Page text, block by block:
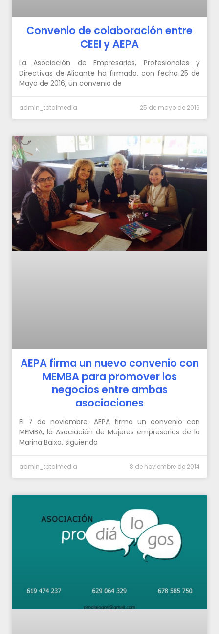
Convenio de colaboración entre
CEEI y AEPA
La Asociación de Empresarias, Profesionales y
Directivas de Alicante ha firmado, con fecha 25 de
Mayo de 2016, un convenio de
admin_totalmedia 25 de mayo de 2016
AEPA firma un nuevo convenio con
MEMBA para promover los
negocios entre ambas
asociaciones
El 7 de noviembre, AEPA firma un convenio con
MEMBA, la Asociación de Mujeres empresarias de la
Marina Baixa, siguiendo
admin_totalmedia 8 de noviembre de 2014